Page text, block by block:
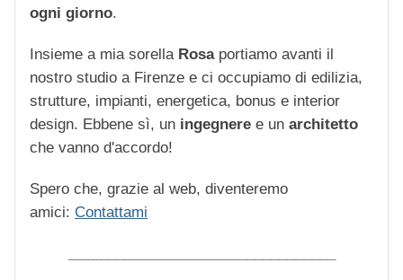
ogni giorno.
Insieme a mia sorella Rosaportiamo avanti il
nostro studio a Firenze e ci occupiamo di edilizia,
strutture, impianti, energetica, bonus e interior
design. Ebbene sì, un ingegnere e un architetto
che vanno d'accordo!
Spero che, grazie al web, diventeremo
amici: Contattami